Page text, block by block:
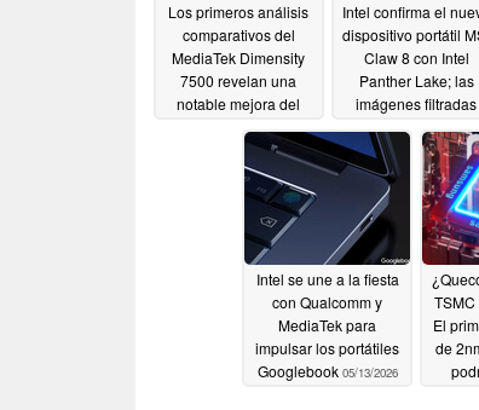
Los primeros análisis
comparativos del
MediaTek Dimensity
7500 revelan una
notable mejora del
05/31/2026
Intel confirma el
dispositivo portátil
Claw 8 con Intel
Panther Lake; las
imágenes filtradas
radical
05/29/2026
Intel se une a la fiesta
con Qualcomm y
MediaTek para
impulsar los portátiles
Googlebook 05/13/2026
El
de